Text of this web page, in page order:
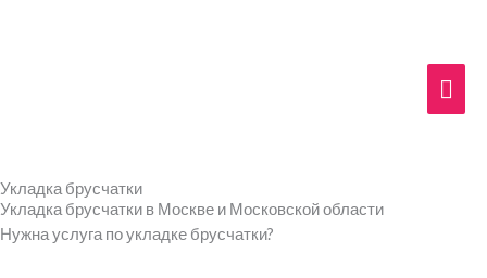
Укладка брусчатки
Укладка брусчатки в Москве и Московской области
Нужна услуга по укладке брусчатки?